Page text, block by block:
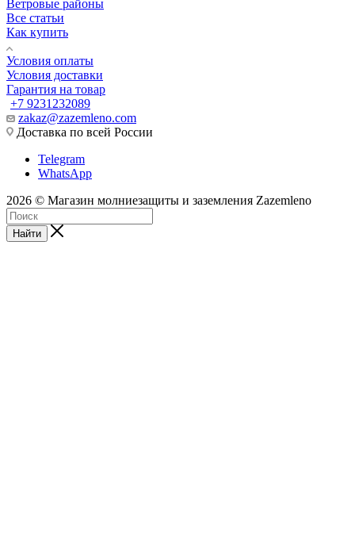
Ветровые районы
Все статьи
Как купить
Условия оплаты
Условия доставки
Гарантия на товар
+7 9231232089
zakaz@zazemleno.com
Доставка по всей России
Telegram
WhatsApp
2026 © Магазин молниезащиты и заземления Zazemleno
Найти